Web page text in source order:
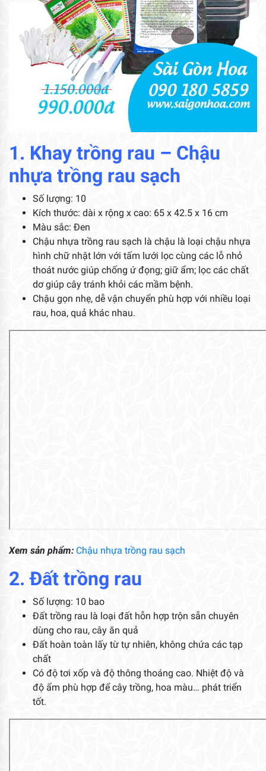
1. Khay trồng rau – Chậu
nhựa trồng rau sạch
Số lượng: 10
Kích thước: dài x rộng x cao: 65 x 42.5 x 16 cm
Màu sắc: Đen
Chậu nhựa trồng rau sạch là chậu là loại chậu nhựa
hình chữ nhật lớn với tấm lưới lọc cùng các lỗ nhỏ
thoát nước giúp chống ứ đọng; giữ ẩm; lọc các chất
dơ giúp cây tránh khỏi các mầm bệnh.
Chậu gọn nhẹ, dễ vận chuyển phù hợp với nhiều loại
rau, hoa, quả khác nhau.
Xem sản phẩm: Chậu nhựa trồng rau sạch
2. Đất trồng rau
Số lượng: 10 bao
Đất trồng rau là loại đất hỗn hợp trộn sẵn chuyên
dùng cho rau, cây ăn quả
Đất hoàn toàn lấy từ tự nhiên, không chứa các tạp
chất
Có độ tơi xốp và độ thông thoáng cao. Nhiệt độ và
độ ẩm phù hợp để cây trồng, hoa màu… phát triển
tốt.